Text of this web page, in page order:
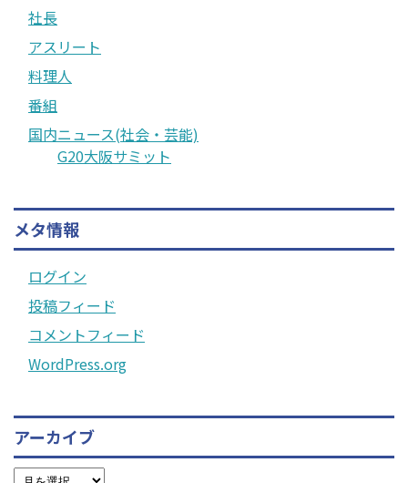
社長
アスリート
料理人
番組
国内ニュース(社会・芸能)
G20大阪サミット
メタ情報
ログイン
投稿フィード
コメントフィード
WordPress.org
アーカイブ